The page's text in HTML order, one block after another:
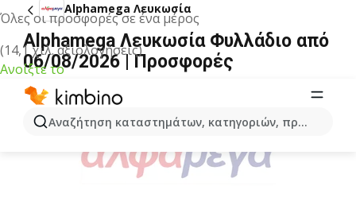
Όλες οι προσφορές σε ένα μέρος
(14,1 χιλ. αξιολογήσεις)
Ανοίξτε το
Αναζήτηση καταστημάτων, κατηγοριών, προϊόντων...
Alphamega Λευκωσία
Alphamega Λευκωσία Φυλλάδιο από
06/08/2026 | Προσφορές